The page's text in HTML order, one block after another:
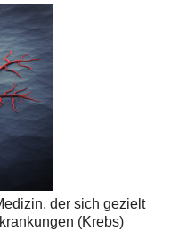
der sich gezielt
(Krebs)